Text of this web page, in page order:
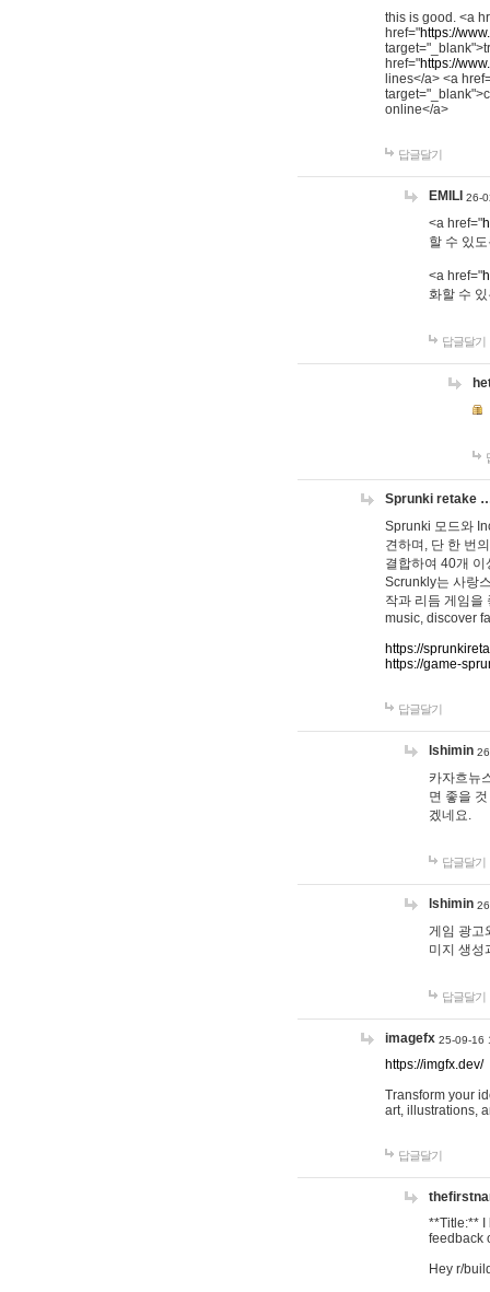
this is good. <a
href="https://
href="https://
lines</a> <a
online</a>
답글달기
EMILI 26-
<a href="
할 수 있
<a href="
화할 수
답글달기
Sprunki retake
Sprunki 모드와
견하며, 단 한 번
결합하여 40개
Scrunkly는 사랑
작과 리듬 게임을
music, discover
https://
https://game-
답글달기
lshimin
카자흐뉴
면 좋을
겠네요.
답글달기
lshimin
게임 광고
미지 생성
답글달기
imagefx 25-09-16
https://imgfx.dev/
Transform your
art, illustrations,
답글달기
**Title:** I
feedback
Hey r/